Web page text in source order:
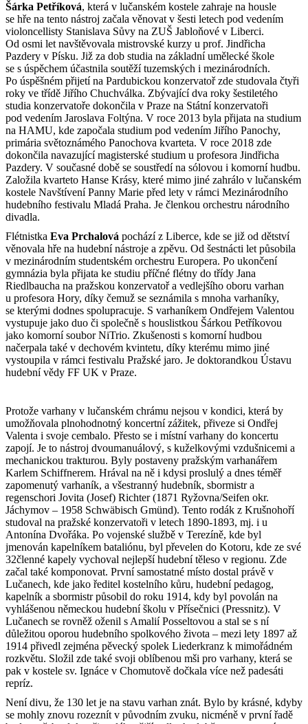
Šárka Petříková, která v lučanském kostele zahraje na housle
se hře na tento nástroj začala věnovat v šesti letech pod vedením
violoncellisty Stanislava Sůvy na ZUŠ Jabloňové v Liberci.
Od osmi let navštěvovala mistrovské kurzy u prof. Jindřicha
Pazdery v Písku. Již za dob studia na základní umělecké škole
se s úspěchem účastnila soutěží tuzemských i mezinárodních.
Po úspěšném přijetí na Pardubickou konzervatoř zde studovala čtyři
roky ve třídě Jiřího Chuchválka. Zbývající dva roky šestiletého
studia konzervatoře dokončila v Praze na Státní konzervatoři
pod vedením Jaroslava Foltýna. V roce 2013 byla přijata na studium
na HAMU, kde započala studium pod vedením Jiřího Panochy,
primária světoznámého Panochova kvarteta. V roce 2018 zde
dokončila navazující magisterské studium u profesora Jindřicha
Pazdery. V současné době se soustředí na sólovou i komorní hudbu.
Založila kvarteto Hanse Krásy, které mimo jiné zahrálo v lučanském
kostele Navštívení Panny Marie před lety v rámci Mezinárodního
hudebního festivalu Mladá Praha. Je členkou orchestru národního
divadla.
Flétnistka Eva Prchalová pochází z Liberce, kde se již od dětství
věnovala hře na hudební nástroje a zpěvu. Od šestnácti let působila
v mezinárodním studentském orchestru Europera. Po ukončení
gymnázia byla přijata ke studiu příčné flétny do třídy Jana
Riedlbaucha na pražskou konzervatoř a vedlejšího oboru varhan
u profesora Hory, díky čemuž se seznámila s mnoha varhaníky,
se kterými dodnes spolupracuje. S varhaníkem Ondřejem Valentou
vystupuje jako duo či společně s houslistkou Šárkou Petříkovou
jako komorní soubor NiTrio. Zkušenosti s komorní hudbou
načerpala také v dechovém kvintetu, díky kterému mimo jiné
vystoupila v rámci festivalu Pražské jaro. Je doktorandkou Ústavu
hudební vědy FF UK v Praze.
Protože varhany v lučanském chrámu nejsou v kondici, která by
umožňovala plnohodnotný koncertní zážitek, přiveze si Ondřej
Valenta i svoje cembalo. Přesto se i místní varhany do koncertu
zapojí. Je to nástroj dvoumanuálový, s kuželkovými vzdušnicemi a
mechanickou trakturou. Byly postaveny pražským varhanářem
Karlem Schiffnerem. Hrával na ně i kdysi proslulý a dnes téměř
zapomenutý varhaník, a všestranný hudebník, sbormistr a
regenschori Jovita (Josef) Richter (1871 Ryžovna/Seifen okr.
Jáchymov – 1958 Schwäbisch Gmünd). Tento rodák z Krušnohoří
studoval na pražské konzervatoři v letech 1890-1893, mj. i u
Antonína Dvořáka. Po vojenské službě v Terezíně, kde byl
jmenován kapelníkem bataliónu, byl převelen do Kotoru, kde ze své
32členné kapely vychoval nejlepší hudební těleso v regionu. Zde
začal také komponovat. První samostatné místo dostal právě v
Lučanech, kde jako ředitel kostelního kůru, hudební pedagog,
kapelník a sbormistr působil do roku 1914, kdy byl povolán na
vyhlášenou německou hudební školu v Přísečnici (Pressnitz). V
Lučanech se rovněž oženil s Amalií Posseltovou a stal se s ní
důležitou oporou hudebního spolkového života – mezi lety 1897 až
1914 přivedl zejména pěvecký spolek Liederkranz k mimořádném
rozkvětu. Složil zde také svoji oblíbenou mši pro varhany, která se
pak v kostele sv. Ignáce v Chomutově dočkala více než padesáti
repríz.
Není divu, že 130 let je na stavu varhan znát. Bylo by krásné, kdyby
se mohly znovu rozeznít v původním zvuku, nicméně v první řadě